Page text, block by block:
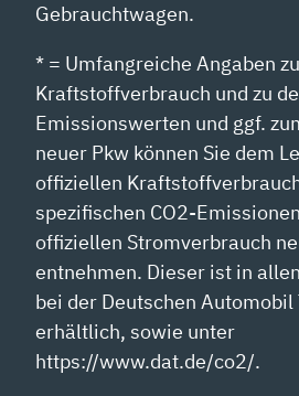
Gebrauchtwagen.
* = Umfangreiche Angaben
Kraftstoffverbrauch und zu
Emissionswerten und ggf.
neuer Pkw können Sie dem
offiziellen
spezifischen CO2-
offiziellen Stromverbrauch
entnehmen. Dieser ist in
bei der Deutschen Automobil
erhältlich, sowie unter
https://www.dat.de/co2/.